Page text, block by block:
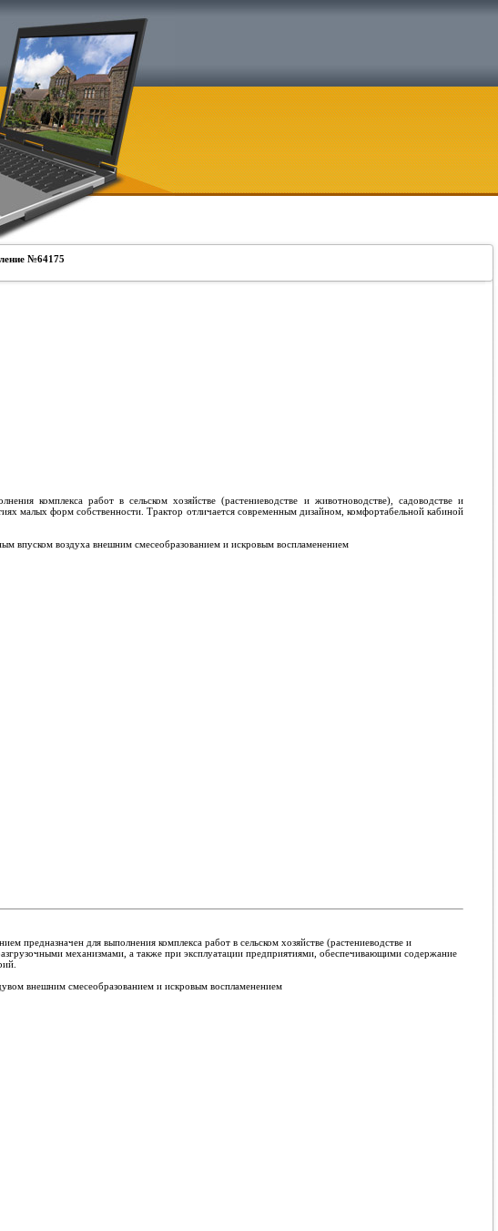
№64175
комплекса работ в сельском хозяйстве (растениеводстве и животноводстве), садоводстве и
малых форм собственности. Трактор отличается современным дизайном, комфортабельной кабиной
впуском воздуха внешним смесеобразованием и искровым воспламенением
для выполнения комплекса работ в сельском хозяйстве (растениеводстве и
механизмами, а также при эксплуатации предприятиями, обеспечивающими содержание
внешним смесеобразованием и искровым воспламенением